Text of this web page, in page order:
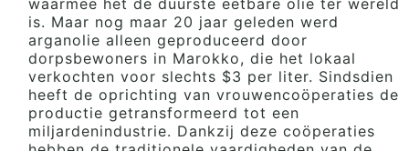
is. Maar nog maar 20 jaar geleden werd
arganolie alleen geproduceerd door
dorpsbewoners in Marokko, die het lokaal
verkochten voor slechts $3 per liter. Sindsdien
heeft de oprichting van vrouwencoöperaties de
productie getransformeerd tot een
miljardenindustrie. Dankzij deze coöperaties